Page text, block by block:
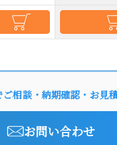
ご相談・納期確認・お見
お問い合わせ